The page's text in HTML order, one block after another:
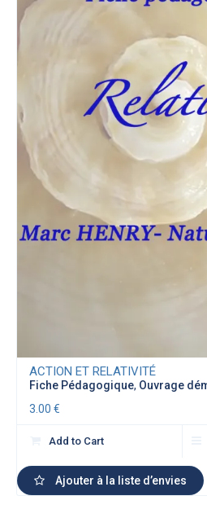
ACTION ET RELATIVITÉ
Fiche Pédagogique, Ouvrage
3.00€
Add to Cart
Ajouter à la liste d’envies